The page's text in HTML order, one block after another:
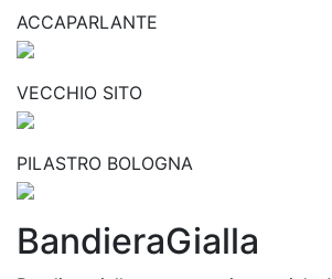
ACCAPARLANTE
VECCHIO SITO
PILASTRO BOLOGNA
BandieraGialla